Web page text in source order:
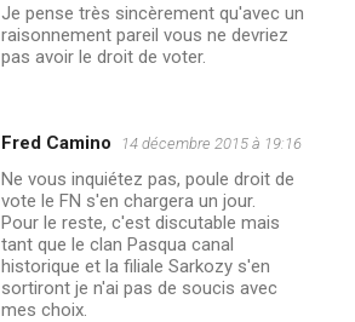
Je pense très sincèrement qu'avec un
raisonnement pareil vous ne devriez
pas avoir le droit de voter.
Fred Camino 14 décembre 2015 à 19:16
Ne vous inquiétez pas, poule droit de
vote le FN s'en chargera un jour.
Pour le reste, c'est discutable mais
tant que le clan Pasqua canal
historique et la filiale Sarkozy s'en
sortiront je n'ai pas de soucis avec
mes choix.